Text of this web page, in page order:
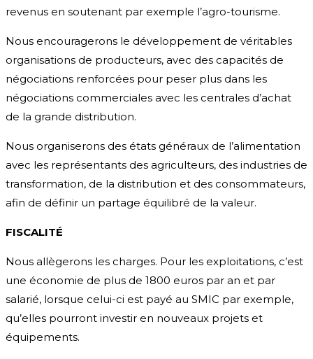
revenus en soutenant par exemple l’agro-tourisme.
Nous encouragerons le développement de véritables
organisations de producteurs, avec des capacités de
négociations renforcées pour peser plus dans les
négociations commerciales avec les centrales d’achat
de la grande distribution.
Nous organiserons des états généraux de l’alimentation
avec les représentants des agriculteurs, des industries de
transformation, de la distribution et des consommateurs,
afin de définir un partage équilibré de la valeur.
FISCALITÉ
Nous allègerons les charges. Pour les exploitations, c’est
une économie de plus de 1800 euros par an et par
salarié, lorsque celui-ci est payé au SMIC par exemple,
qu’elles pourront investir en nouveaux projets et
équipements.